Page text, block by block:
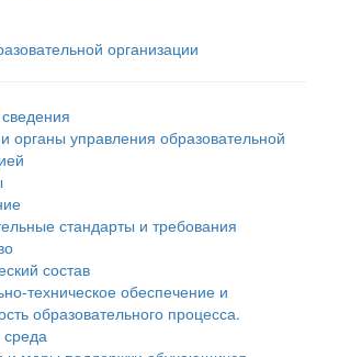
организации
органы управления образовательной
стандарты и требования
состав
техническое обеспечение и
образовательного процесса.
среда